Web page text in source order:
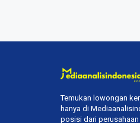
Temukan lowongan
hanya di
posisi dari